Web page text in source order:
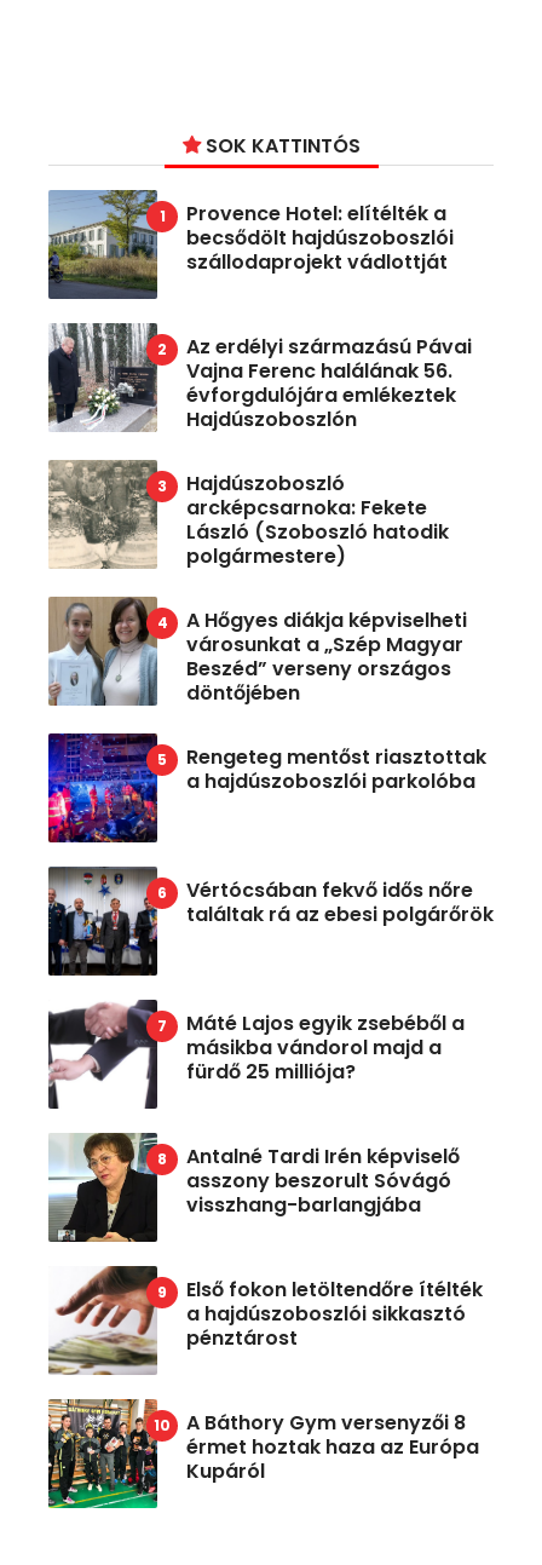
SOK KATTINTÓS
Provence Hotel: elítélték a
becsődölt hajdúszoboszlói
szállodaprojekt vádlottját
Az erdélyi származású Pávai
Vajna Ferenc halálának 56.
évforgdulójára emlékeztek
Hajdúszoboszlón
Hajdúszoboszló
arcképcsarnoka: Fekete
László (Szoboszló hatodik
polgármestere)
A Hőgyes diákja képviselheti
városunkat a „Szép Magyar
Beszéd” verseny országos
döntőjében
Rengeteg mentőst riasztottak
a hajdúszoboszlói parkolóba
Vértócsában fekvő idős nőre
találtak rá az ebesi polgárőrök
Máté Lajos egyik zsebéből a
másikba vándorol majd a
fürdő 25 milliója?
Antalné Tardi Irén képviselő
asszony beszorult Sóvágó
visszhang-barlangjába
Első fokon letöltendőre ítélték
a hajdúszoboszlói sikkasztó
pénztárost
A Báthory Gym versenyzői 8
érmet hoztak haza az Európa
Kupáról